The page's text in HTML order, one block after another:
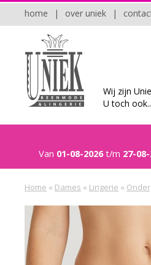
|
over uniek
|
home
Wij zijn
U toch
Van 01-08-2026t/m 27-
Home « Dames « Lingerie «